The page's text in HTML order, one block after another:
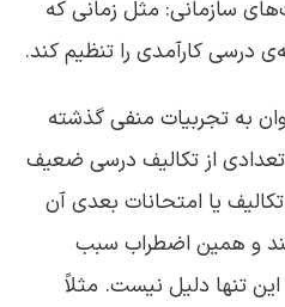
سازمانی: مثل زمانی که
درسی کارآمدی را تنظیم کند.
به تجربیات منفی گذشته
از تکالیف درسی ضعیف
یا امتحانات بعدی آن
و همین اضطراب سبب
تنها دلیل نیست. مثلاً